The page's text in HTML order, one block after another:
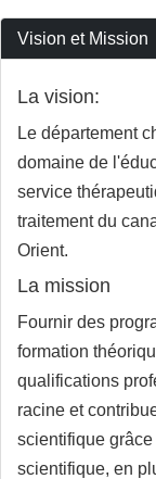
Vision et Mission
La vision:
Le département
domaine de
service
traitement du
Orient.
La mission
Fournir des
formation
qualifications
racine et
scientifique
scientifique, en